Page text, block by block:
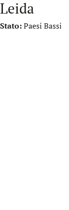
Leida
Stato:Paesi Bassi